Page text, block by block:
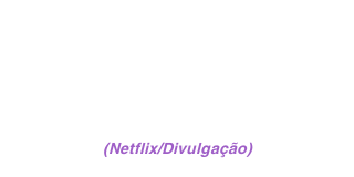
(Netflix/Divulgação)